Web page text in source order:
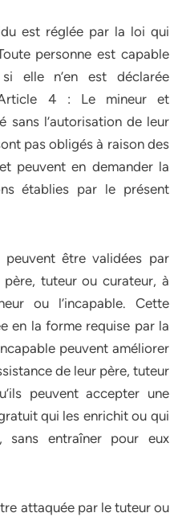
est réglée par la loi qui
personne est capable
elle n’en est déclarée
4 : Le mineur et
sans l’autorisation de leur
pas obligés à raison des
peuvent en demander la
établies par le présent
être validées par
père, tuteur ou curateur, à
ou l’incapable. Cette
en la forme requise par la
peuvent améliorer
de leur père, tuteur
peuvent accepter une
qui les enrichit ou qui
sans entraîner pour eux
attaquée par le tuteur ou